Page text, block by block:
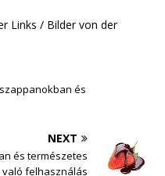
Links / Bilder von der
és
NEXT
és természetes
felhasználás